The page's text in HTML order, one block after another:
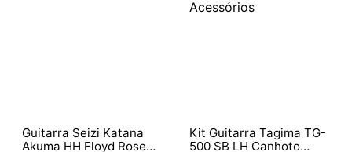
Guitarra Seizi Katana
Akuma HH Floyd Rose
Kit Guitarra Tagima TG-
500 SB LH Canhoto